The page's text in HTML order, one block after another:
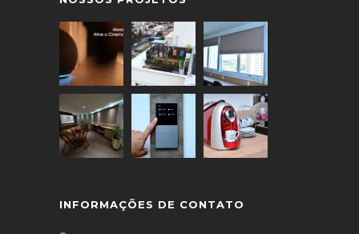
INFORMAÇÕES DE CONTATO